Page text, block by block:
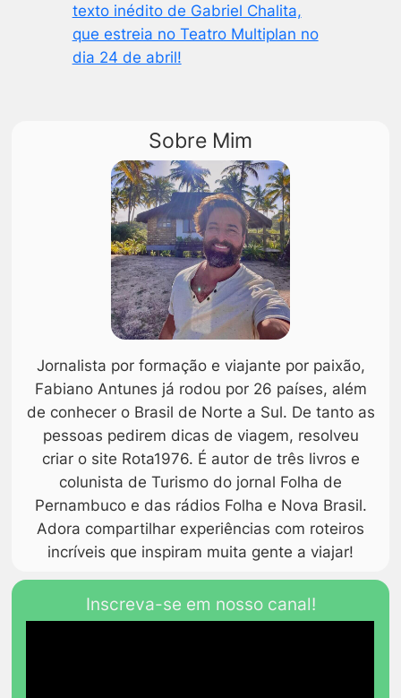
texto inédito de Gabriel Chalita,
que estreia no Teatro Multiplan no
dia 24 de abril!
Sobre Mim
Jornalista por formação e viajante por paixão,
Fabiano Antunes já rodou por 26 países, além
de conhecer o Brasil de Norte a Sul. De tanto as
pessoas pedirem dicas de viagem, resolveu
criar o site Rota1976. É autor de três livros e
colunista de Turismo do jornal Folha de
Pernambuco e das rádios Folha e Nova Brasil.
Adora compartilhar experiências com roteiros
incríveis que inspiram muita gente a viajar!
Inscreva-se em nosso canal!